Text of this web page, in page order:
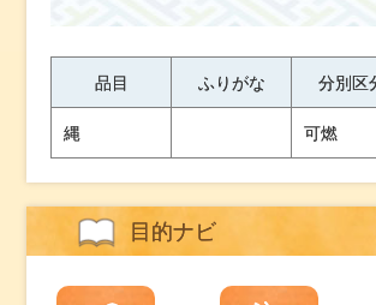
品目 ふりがな 分別区
縄 可燃
目的ナビ